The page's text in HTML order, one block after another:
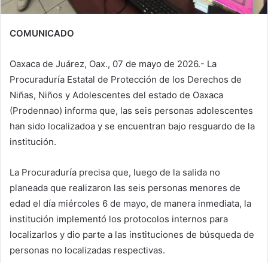
COMUNICADO
Oaxaca de Juárez, Oax., 07 de mayo de 2026.- La
Procuraduría Estatal de Protección de los Derechos de
Niñas, Niños y Adolescentes del estado de Oaxaca
(Prodennao) informa que, las seis personas adolescentes
han sido localizadoa y se encuentran bajo resguardo de la
institución.
La Procuraduría precisa que, luego de la salida no
planeada que realizaron las seis personas menores de
edad el día miércoles 6 de mayo, de manera inmediata, la
institución implementó los protocolos internos para
localizarlos y dio parte a las instituciones de búsqueda de
personas no localizadas respectivas.